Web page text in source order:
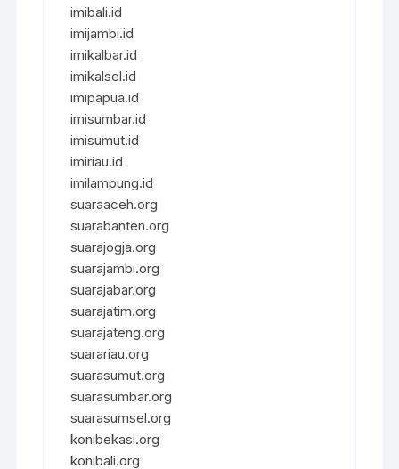
imibali.id
imijambi.id
imikalbar.id
imikalsel.id
imipapua.id
imisumbar.id
imisumut.id
imiriau.id
imilampung.id
suaraaceh.org
suarabanten.org
suarajogja.org
suarajambi.org
suarajabar.org
suarajatim.org
suarajateng.org
suarariau.org
suarasumut.org
suarasumbar.org
suarasumsel.org
konibekasi.org
konibali.org